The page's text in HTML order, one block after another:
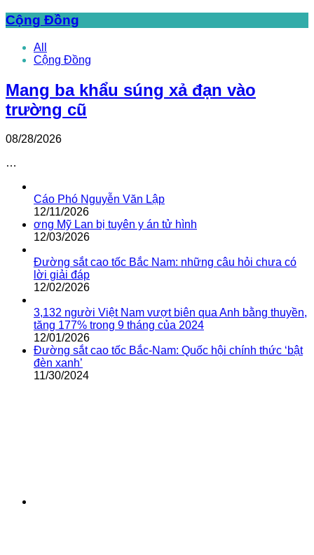
Cộng Đồng
All
Cộng Đồng
Mang ba khẩu súng xả đạn vào
trường cũ
08/28/2026
…
Cáo Phó Nguyễn Văn Lập
12/11/2026
ơng Mỹ Lan bị tuyên y án tử hình
12/03/2026
Đường sắt cao tốc Bắc Nam: những câu hỏi chưa có
lời giải đáp
12/02/2026
3,132 người Việt Nam vượt biên qua Anh bằng thuyền,
tăng 177% trong 9 tháng của 2024
12/01/2026
Đường sắt cao tốc Bắc-Nam: Quốc hội chính thức ‘bật
đèn xanh’
11/30/2024